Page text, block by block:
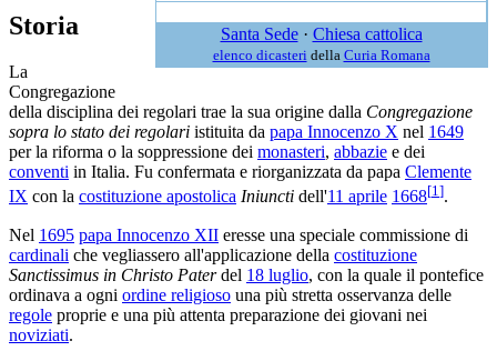
Santa Sede· Chiesa cattolica
elenco dicasteri della Curia Romana
Storia
La
Congregazione
della disciplina dei regolari trae la sua origine dalla Congregazione
sopra lo stato dei regolari istituita da papa Innocenzo X nel 1649
per la riforma o la soppressione dei monasteri, abbazie e dei
conventi in Italia. Fu confermata e riorganizzata da papa Clemente
IX con la costituzione apostolica Iniuncti dell'11 aprile 1668[1].
Nel 1695 papa Innocenzo XII eresse una speciale commissione di
cardinali che vegliassero all'applicazione della costituzione
Sanctissimus in Christo Paterdel 18 luglio, con la quale il pontefice
ordinava a ogni ordine religioso una più stretta osservanza delle
regole proprie e una più attenta preparazione dei giovani nei
noviziati.